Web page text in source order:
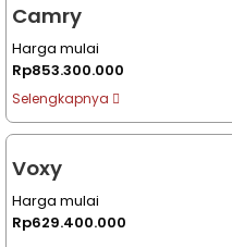
Camry
Harga mulai
Rp853.300.000
Selengkapnya
Voxy
Harga mulai
Rp629.400.000